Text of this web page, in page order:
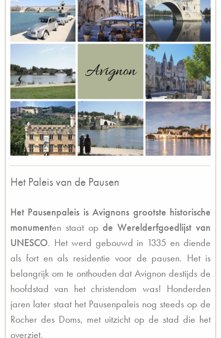
Het Paleis van de Pausen
Het Pausenpaleis is Avignons grootste historische
monumenten staat op de Werelderfgoedlijst van
UNESCO. Het werd gebouwd in 1335 en diende
als fort en als residentie voor de pausen. Het is
belangrijk om te onthouden dat Avignon destijds de
hoofdstad van het christendom was! Honderden
jaren later staat het Pausenpaleis nog steeds op de
Rocher des Doms, met uitzicht op de stad die het
overziet.